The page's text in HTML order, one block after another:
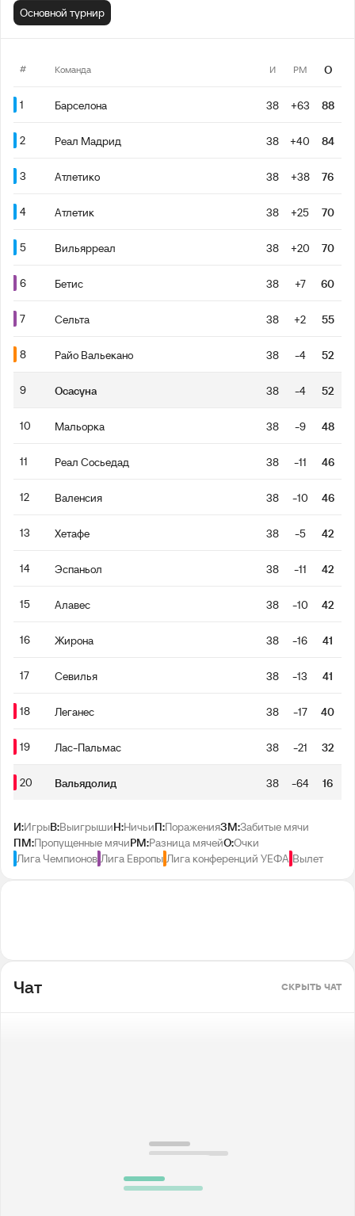
Основной турнир
# Команда И РМ О
1 Барселона 38 +63 88
2 Реал Мадрид 38 +40 84
3 Атлетико 38 +38 76
4 Атлетик 38 +25 70
5 Вильярреал 38 +20 70
6 Бетис 38 +7 60
7 Сельта 38 +2 55
8 Райо Вальекано 38 -4 52
9 Осасуна 38 -4 52
10 Мальорка 38 -9 48
11 Реал Сосьедад 38 -11 46
12 Валенсия 38 -10 46
13 Хетафе 38 -5 42
14 Эспаньол 38 -11 42
15 Алавес 38 -10 42
16 Жирона 38 -16 41
17 Севилья 38 -13 41
18 Леганес 38 -17 40
19 Лас-Пальмас 38 -21 32
20 Вальядолид 38 -64 16
И:ИгрыВ:ВыигрышиН:НичьиП:ПораженияЗМ:Забитые мячи
ПМ:Пропущенные мячиРМ:Разница мячейО:Очки
Лига Чемпионов Лига Европы Лига конференций УЕФА Вылет
Чат СКРЫТЬ ЧАТ